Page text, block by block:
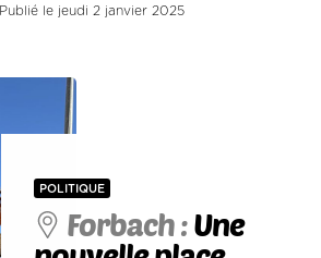
Publié le jeudi 2 janvier 2025
POLITIQUE
Forbach :Une